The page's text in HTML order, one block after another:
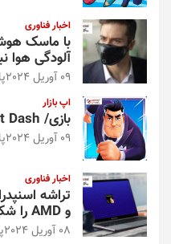
اخبار فناوری
با ماسک
آلودگی هوا
09 آوریل 2024
اپ بازار
بازی/ Agent Dash؛ سکه‌ها را جمع کنید
09 آوریل 2024
اخبار فناوری
و AMD را شکست داد
08 آوریل 2024